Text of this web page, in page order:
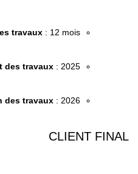
travaux : 12 mois
des travaux : 2025
des travaux : 2026
CLIENT FINAL